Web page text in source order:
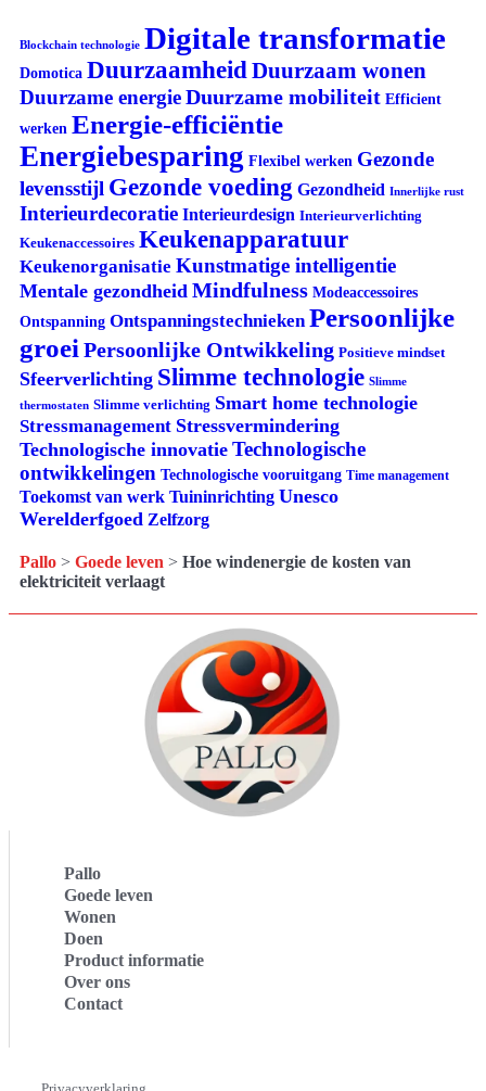
Blockchain technologie Digitale transformatie
Domotica Duurzaamheid Duurzaam wonen
Duurzame energieDuurzame mobiliteit Efficient
werken Energie-efficiëntie
Energiebesparing Flexibel werken Gezonde
levensstijl Gezonde voeding Gezondheid Innerlijke rust
Interieurdecoratie Interieurdesign Interieurverlichting
Keukenaccessoires Keukenapparatuur
Keukenorganisatie Kunstmatige intelligentie
Mentale gezondheid Mindfulness Modeaccessoires
Ontspanning Ontspanningstechnieken Persoonlijke
groei Persoonlijke Ontwikkeling Positieve mindset
Sfeerverlichting Slimme technologie Slimme
thermostaten Slimme verlichting Smart home technologie
Stressmanagement Stressvermindering
Technologische innovatie Technologische
ontwikkelingen Technologische vooruitgang Time management
Toekomst van werk Tuininrichting Unesco
Werelderfgoed Zelfzorg
Pallo > Goede leven > Hoe windenergie de kosten van
elektriciteit verlaagt
Pallo
Goede leven
Wonen
Doen
Product informatie
Over ons
Contact
Privacyverklaring